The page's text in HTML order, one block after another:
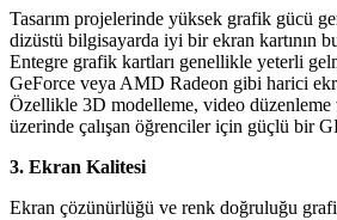
Tasarım projelerinde yüksek grafik gücü
dizüstü bilgisayarda iyi bir ekran kartının
Entegre grafik kartları genellikle yeterli
GeForce veya AMD Radeon gibi harici
Özellikle 3D modelleme, video düzenleme
üzerinde çalışan öğrenciler için güçlü bir
3. Ekran Kalitesi
Ekran çözünürlüğü ve renk doğruluğu